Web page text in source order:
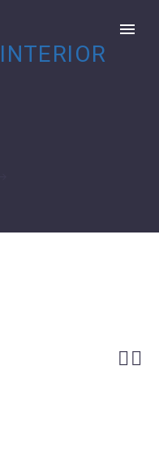
INTERIOR
